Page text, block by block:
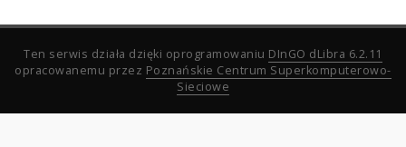
Ten serwis działa dzięki oprogramowaniu DInGO dLibra 6.2.11
opracowanemu przez Poznańskie Centrum Superkomputerowo-
Sieciowe